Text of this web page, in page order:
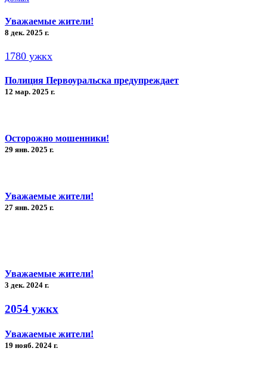
Уважаемые жители!
8 дек. 2025 г.
1780 ужкх
Полиция Первоуральска предупреждает
12 мар. 2025 г.
Осторожно мошенники!
29 янв. 2025 г.
Уважаемые жители!
27 янв. 2025 г.
Уважаемые жители!
3 дек. 2024 г.
2054 ужкх
Уважаемые жители!
19 нояб. 2024 г.